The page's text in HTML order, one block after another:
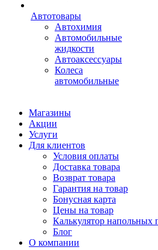
Автотовары
Автохимия
Автомобильные
жидкости
Автоаксессуары
Колеса
автомобильные
Магазины
Акции
Услуги
Для клиентов
Условия оплаты
Доставка товара
Возврат товара
Гарантия на товар
Бонусная карта
Цены на товар
Калькулятор напольных
Блог
О компании